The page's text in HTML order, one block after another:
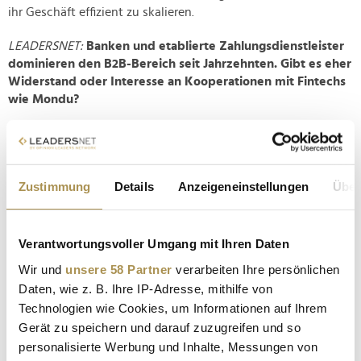
Zustimmung Details Anzeigeneinstellungen
Verantwortungsvoller Umgang mit Ihren Daten
Wir und unsere 58 Partner verarbeiten Ihre persönlichen
Daten, wie z. B. Ihre IP-Adresse, mithilfe von
Technologien wie Cookies, um Informationen auf Ihrem
Gerät zu speichern und darauf zuzugreifen und so
personalisierte Werbung und Inhalte, Messungen von
ihr Geschäft effizient zu skalieren.
LEADERSNET: Banken und etablierte Zahlungsdienstleister
dominieren den B2B-Bereich seit Jahrzehnten. Gibt es eher
Widerstand oder Interesse an Kooperationen mit Fintechs
wie Mondu?
Wir sehen tatsächlich ein wachsendes
Interesse an Kooperationen statt Widerstand. Traditionelle
Finanzinstitute erkennen, dass die Digitalisierung des B2B-
Zahlungsverkehrs unausweichlich ist, und viele suchen die
Fremdfinanzierungspartnerschaft mit der VVRB Bank.
Große Zahlungsnetzwerke wie Visa und Mastercard haben
sowohl B2B als auch BNPL als wichtige Wachstumsbereiche
identifiziert und unterstützen die Entwicklung gemeinsamer
Lösungen. Der Markt ist groß genug für mehrere Akteure, und
wir sind überzeugt, dass die Zukunft in der Zusammenarbeit